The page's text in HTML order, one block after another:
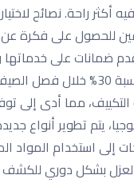
أكثر راحة. نصائح
للحصول على
إلى استخدام
بشكل دوري للكشف